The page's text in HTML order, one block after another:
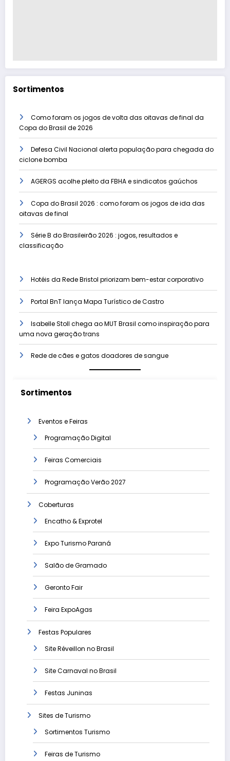
Sortimentos
Como foram os jogos de volta das oitavas de final da
Copa do Brasil de 2026
Defesa Civil Nacional alerta população para chegada do
ciclone bomba
AGERGS acolhe pleito da FBHA e sindicatos gaúchos
Copa do Brasil 2026 : como foram os jogos de ida das
oitavas de final
Série B do Brasileirão 2026 : jogos, resultados e
classificação
Hotéis da Rede Bristol priorizam bem-estar corporativo
Portal BnT lança Mapa Turístico de Castro
Isabelle Stoll chega ao MUT Brasil como inspiração para
uma nova geração trans
Rede de cães e gatos doadores de sangue
Sortimentos
Eventos e Feiras
Programação Digital
Feiras Comerciais
Programação Verão 2027
Coberturas
Encatho & Exprotel
Expo Turismo Paraná
Salão de Gramado
Geronto Fair
Feira ExpoAgas
Festas Populares
Site Réveillon no Brasil
Site Carnaval no Brasil
Festas Juninas
Sites de Turismo
Sortimentos Turismo
Feiras de Turismo